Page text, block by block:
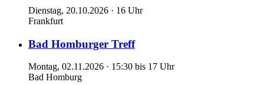
Dienstag, 20.10.2026 · 16 Uhr
Frankfurt
Bad Homburger Treff
Montag, 02.11.2026 · 15:30 bis 17 Uhr
Bad Homburg